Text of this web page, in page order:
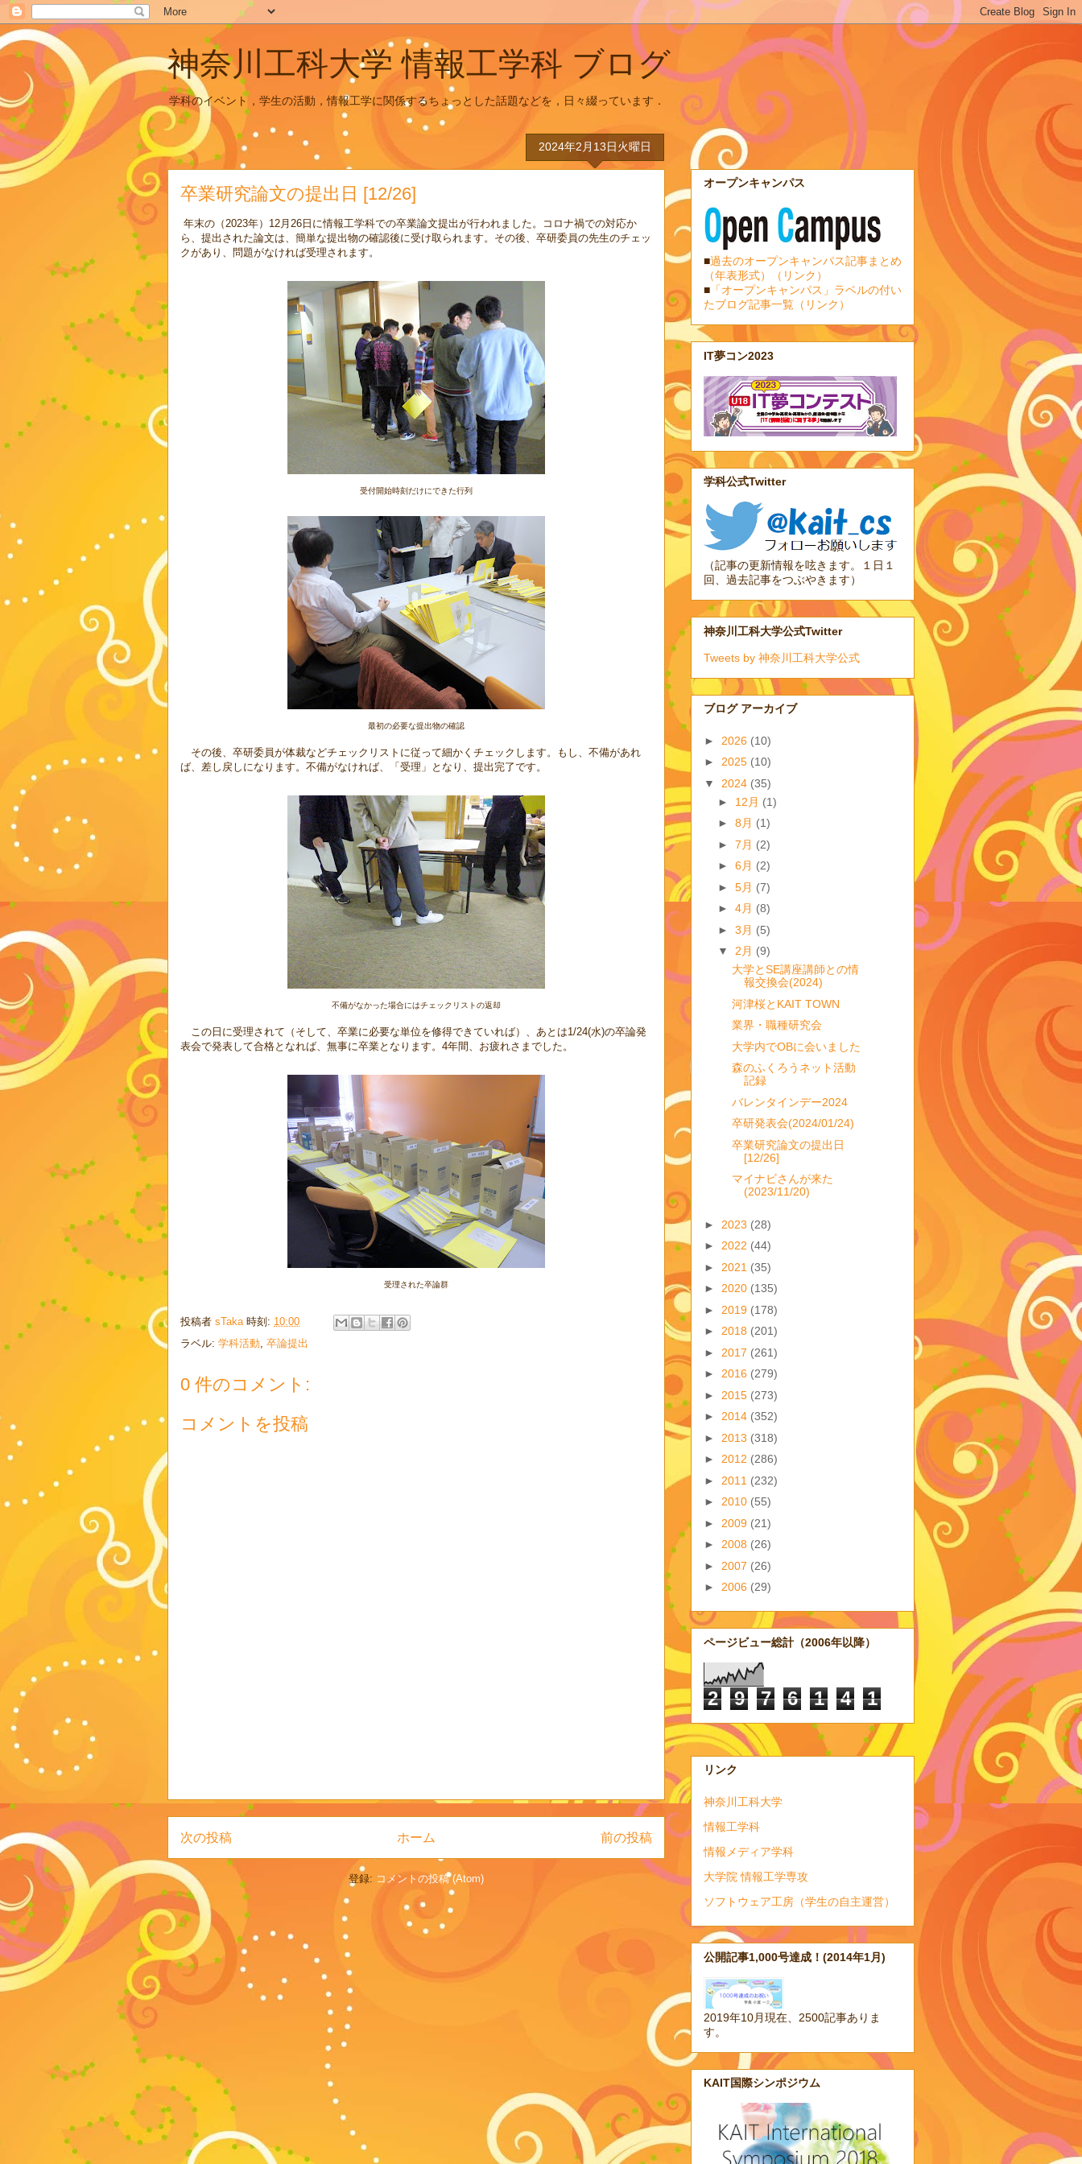
神奈川工科大学 情報工学科 ブログ
学科のイベント，学生の活動，情報工学に関係するちょっとした話題などを，日々綴っています．
2024年2月13日火曜日
卒業研究論文の提出日 [12/26]
年末の（2023年）12月26日に情報工学科での卒業論文提出が行われました。コロナ禍での対応か
ら、提出された論文は、簡単な提出物の確認後に受け取られます。その後、卒研委員の先生のチェッ
クがあり、問題がなければ受理されます。
受付開始時刻だけにできた行列
最初の必要な提出物の確認
その後、卒研委員が体裁などチェックリストに従って細かくチェックします。もし、不備があれ
ば、差し戻しになります。不備がなければ、「受理」となり、提出完了です。
不備がなかった場合にはチェックリストの返却
この日に受理されて（そして、卒業に必要な単位を修得できていれば）、あとは1/24(水)の卒論発
表会で発表して合格となれば、無事に卒業となります。4年間、お疲れさまでした。
受理された卒論群
投稿者 sTaka 時刻: 10:00
ラベル: 学科活動 卒論提出
0 件のコメント:
コメントを投稿
次の投稿 前の投稿
ホーム
登録: コメントの投稿 (Atom)
オープンキャンパス
■過去のオープンキャンパス記事まとめ
（年表形式）（リンク）
■ 「オープンキャンパス」ラベルの付い
たブログ記事一覧（リンク）
IT夢コン2023
学科公式Twitter
（記事の更新情報を呟きます。１日１
回、過去記事をつぶやきます）
神奈川工科大学公式Twitter
Tweets by 神奈川工科大学公式
ブログ アーカイブ
► 2026 (10)
► 2025 (10)
▼ 2024 (35)
► 12月 (1)
► 8月 (1)
► 7月 (2)
► 6月 (2)
► 5月 (7)
► 4月 (8)
► 3月 (5)
▼ 2月 (9)
大学とSE講座講師との情
報交換会(2024)
河津桜とKAIT TOWN
業界・職種研究会
大学内でOBに会いました
森のふくろうネット活動
記録
バレンタインデー2024
卒研発表会(2024/01/24)
卒業研究論文の提出日
[12/26]
マイナビさんが来た
(2023/11/20)
► 2023 (28)
► 2022 (44)
► 2021 (35)
► 2020 (135)
► 2019 (178)
► 2018 (201)
► 2017 (261)
► 2016 (279)
► 2015 (273)
► 2014 (352)
► 2013 (318)
► 2012 (286)
► 2011 (232)
► 2010 (55)
► 2009 (21)
► 2008 (26)
► 2007 (26)
► 2006 (29)
ページビュー総計（2006年以降）
2 9 7 6 1 4 1
リンク
神奈川工科大学
情報工学科
情報メディア学科
大学院 情報工学専攻
ソフトウェア工房（学生の自主運営）
公開記事1,000号達成！(2014年1月)
2019年10月現在、2500記事ありま
す。
KAIT国際シンポジウム